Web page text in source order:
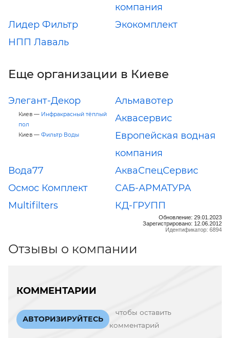
компания
Лидер Фильтр
Экокомплект
НПП Лаваль
Еще организации в Киеве
Элегант-Декор
Киев — Инфракрасный тёплый
пол
Киев — Фильтр Воды
Альмавотер
Аквасервис
Европейская водная
компания
Вода77
АкваСпецСервис
Осмос Комплект
САБ-АРМАТУРА
Multifilters
КД-ГРУПП
Обновление: 29.01.2023
Зарегистрировано: 12.06.2012
Идентификатор: 6894
Отзывы о компании
КОММЕНТАРИИ
АВТОРИЗИРУЙТЕСЬ
чтобы оставить
комментарий